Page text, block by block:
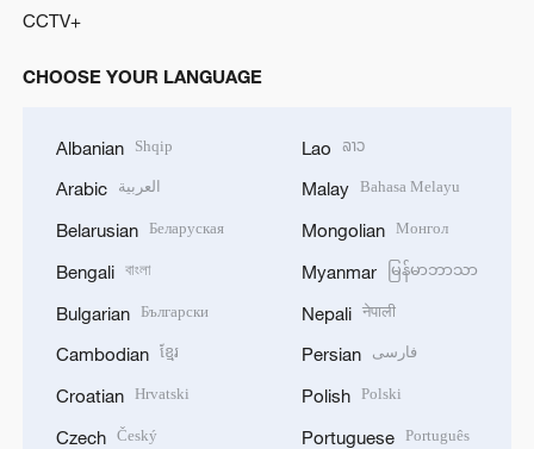
CCTV+
CHOOSE YOUR LANGUAGE
Albanian Shqip
Arabic العربية
Belarusian Беларуская
Bengali বাংলা
Bulgarian Български
Cambodian ខ្មែរ
Croatian Hrvatski
Czech Český
Lao ລາວ
Malay Bahasa Melayu
Mongolian Монгол
Myanmar မြန်မာဘာသာ
Nepali नेपाली
Persian فارسی
Polish Polski
Portuguese Português